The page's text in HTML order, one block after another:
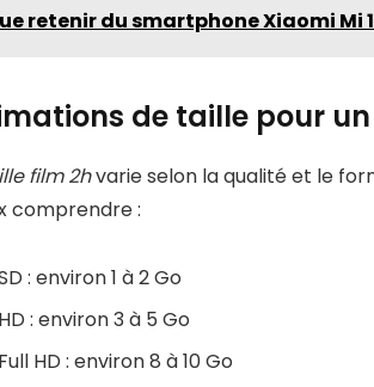
retenir du smartphone Xiaomi Mi
de taille pour
film 2hvarie selon la qualité et le
comprendre :
: environ 1 à 2 Go
HD : environ 3 à 5 Go
Full HD : environ 8 à 10 Go